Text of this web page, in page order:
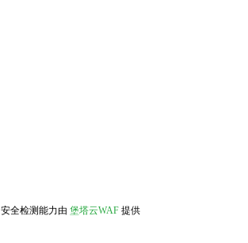
安全检测能力由 堡塔云WAF 提供